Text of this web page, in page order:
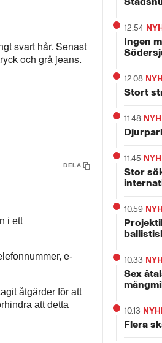
svart hår. Senast
och grå jeans.
DELA
i ett
e-
åtgärder för att
att detta
12.54
Ingen
12.08
Stort
11.48
11.45
Stor
10.59
10.33
Sex
10.13
Flera